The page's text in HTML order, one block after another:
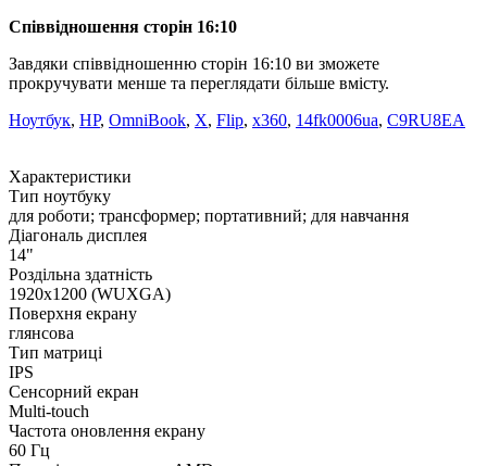
Співвідношення сторін 16:10
Завдяки співвідношенню сторін 16:10 ви зможете
прокручувати менше та переглядати більше вмісту.
Ноутбук, HP, OmniBook, X, Flip, x360, 14fk0006ua, C9RU8EA
Характеристики
Тип ноутбуку
для роботи; трансформер; портативний; для навчання
Діагональ дисплея
14"
Роздільна здатність
1920x1200 (WUXGA)
Поверхня екрану
глянсова
Тип матриці
IPS
Сенсорний екран
Multi-touch
Частота оновлення екрану
60 Гц